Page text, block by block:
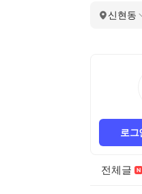
신현동
로그
전체글